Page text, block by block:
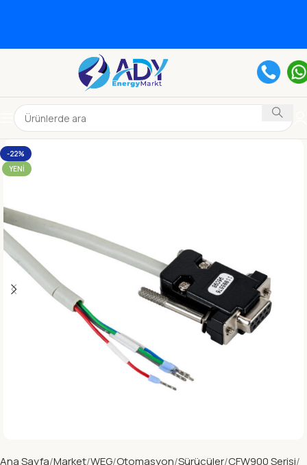
-22%
YENI
Ana Sayfa Market WEG Otomasyon Sürücüler CFW900 Serisi